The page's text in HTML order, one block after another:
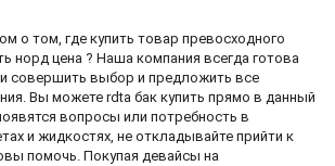
о том, где купить товар превосходного
норд цена ? Наша компания всегда готова
совершить выбор и предложить все
Вы можете rdta бак купить прямо в данный
вопросы или потребность в
и жидкостях, не откладывайте прийти к
помочь. Покупая девайсы на